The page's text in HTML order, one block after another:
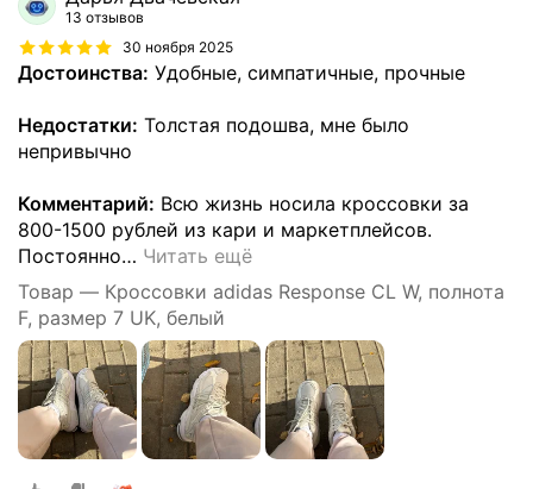
13 отзывов
30 ноября 2025
Достоинства: Удобные, симпатичные, прочные
Недостатки: Толстая подошва, мне было
непривычно
Комментарий: Всю жизнь носила кроссовки за
800-1500 рублей из кари и маркетплейсов.
Постоянно… Читать ещё
Товар — Кроссовки adidas Response CL W, полнота
F, размер 7 UK, белый